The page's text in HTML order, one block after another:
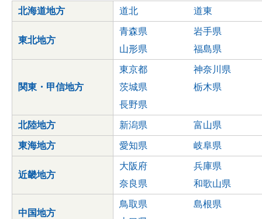
北海道地方 道北 道東
東北地方
青森県
岩手県
山形県
福島県
関東・甲信地方
東京都
神奈川県
茨城県
栃木県
長野県
北陸地方 新潟県 富山県
東海地方 愛知県 岐阜県
近畿地方
大阪府
兵庫県
奈良県
和歌山県
中国地方
鳥取県
島根県